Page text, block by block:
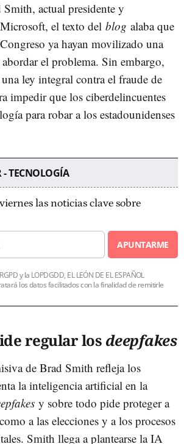
actual presidente y
el texto del blog alaba que
ya hayan movilizado una
abordar el problema. Sin embargo,
ley integral contra el fraude de
impedir que los ciberdelincuentes
para robar a los estadounidenses
- TECNOLOGÍA
las noticias clave sobre
APUNTARME
y la LOPDGDD, EL LEÓN DE EL ESPAÑOL
los datos facilitados con la finalidad de remitirle
regular los deepfakes
de Brad Smith refleja los
la inteligencia artificial en la
y sobre todo pide proteger a
a las elecciones y a los procesos
Smith llega a plantearse la IA